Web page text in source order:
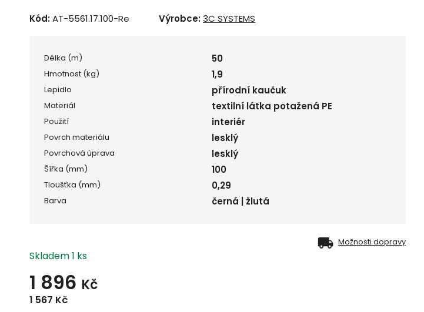
Kód:AT-5561.17.100-Re Výrobce:3C SYSTEMS
Délka (m) 50
Hmotnost (kg) 1,9
Lepidlo přírodní kaučuk
Materiál textilní látka potažená PE
Použití interiér
Povrch materiálu lesklý
Povrchová úprava lesklý
Šířka (mm) 100
Tloušťka (mm) 0,29
Barva černá | žlutá
Možnosti dopravy
Skladem 1 ks
1 896 Kč
1 567 Kč